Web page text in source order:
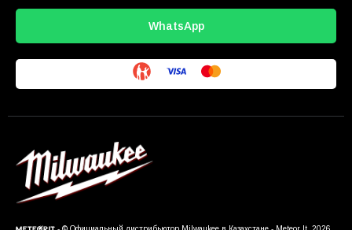
WhatsApp